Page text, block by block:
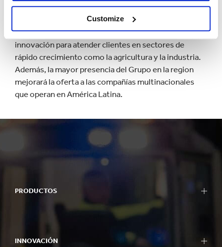
Customize
crezca el negocio a través de los sistemas operativos
de los mejores estándares, acuerdos con
proveedores y la experiencia y experticia en diseño e
innovación para atender clientes en sectores de
rápido crecimiento como la agricultura y la industria.
Además, la mayor presencia del Grupo en la region
mejorará la oferta a las compañías multinacionales
que operan en América Latina.
PRODUCTOS
INNOVACIÓN